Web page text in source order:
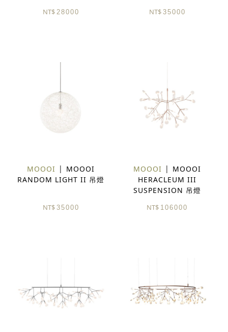
NT$ 28000 NT$ 35000
MOOOI
MOOOI
RANDOM LIGHT II 吊燈
NT$ 35000
MOOOI
MOOOI
HERACLEUM III
SUSPENSION 吊燈
NT$ 106000